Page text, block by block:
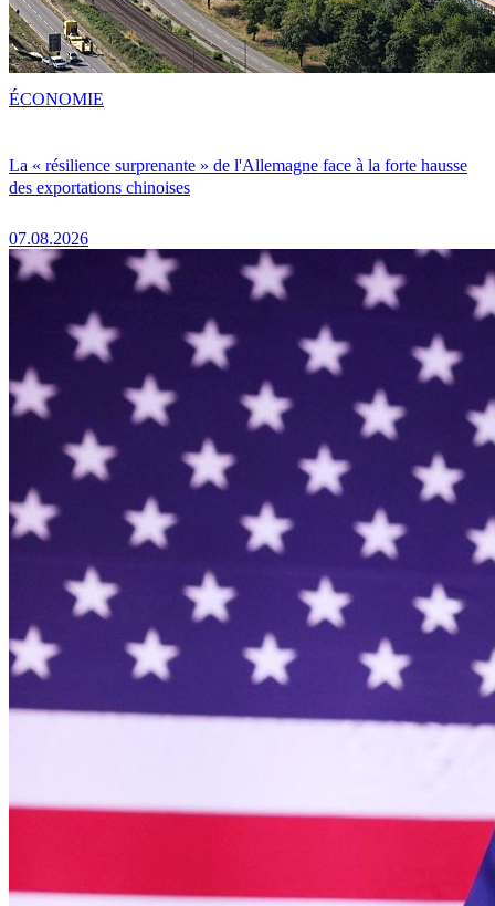
La « résilience surprenante » de l'Allemagne face à la forte hausse
des exportations chinoises
07.08.2026
ÉCONOMIE